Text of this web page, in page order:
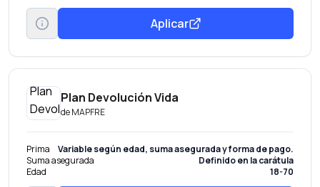
Aplicar
Plan Devolución Vida
deMAPFRE
Prima
Variable según edad, suma asegurada y forma de pago.
Suma asegurada
Definido en la carátula
Edad
18-70